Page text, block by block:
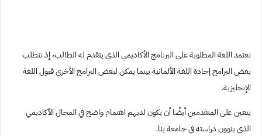
تعتمد اللغة المطلوبة على البرنامج الأكاديمي الذي يتقدم له الطالب، إذ تتطلب
بعض البرامج إجادة اللغة الألمانية بينما يمكن لبعض البرامج الأخرى قبول اللغة
الإنجليزية.
يتعين على المتقدمين أيضًا أن يكون لديهم اهتمام واضح في المجال الأكاديمي
الذي ينوون دراسته في جامعة ينا.